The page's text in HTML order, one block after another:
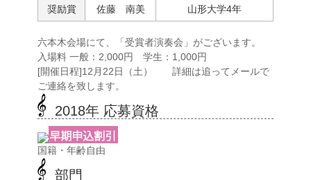
奨励賞 佐藤 南美 山形大学4年
六本木会場にて、「受賞者演奏会」がございます。
入場料 一般：2,000円 学生：1,000円
[開催日程]12月22日（土） 詳細は追ってメールで
ご連絡を致します。
2018年 応募資格
国籍・年齢自由
部門